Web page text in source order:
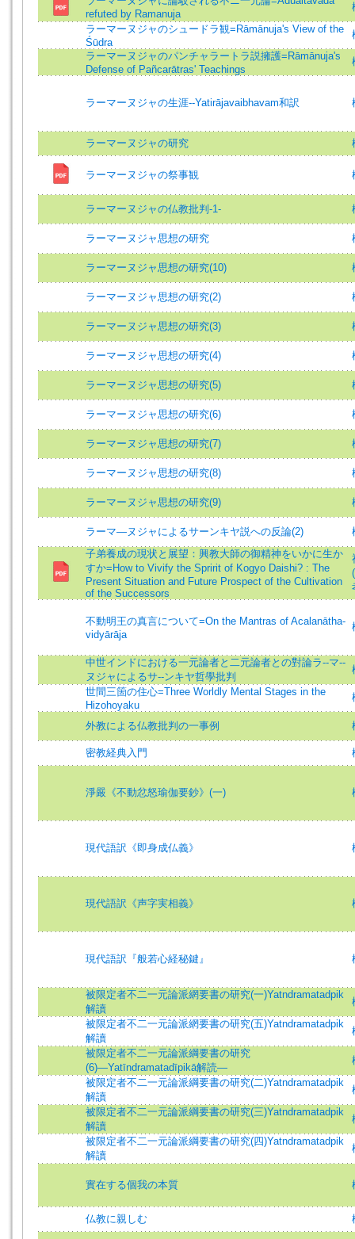
refuted by Ramanuja
ラーマーヌジャのシュードラ観=Rāmānuja's View of the
Śūdra
ラーマーヌジャのパンチャラートラ説擁護=Rāmānuja's
Defense of Pañcarātras' Teachings
ラーマーヌジャの生涯--Yatirājavaibhavam和訳
ラーマーヌジャの研究
ラーマーヌジャの祭事観
ラーマーヌジャの仏教批判-1-
ラーマーヌジャ思想の研究
ラーマーヌジャ思想の研究(10)
ラーマーヌジャ思想の研究(2)
ラーマーヌジャ思想の研究(3)
ラーマーヌジャ思想の研究(4)
ラーマーヌジャ思想の研究(5)
ラーマーヌジャ思想の研究(6)
ラーマーヌジャ思想の研究(7)
ラーマーヌジャ思想の研究(8)
ラーマーヌジャ思想の研究(9)
ラーマ―ヌジャによるサーンキヤ説への反論(2)
子弟養成の現状と展望：興教大師の御精神をいかに生か
すか=How to Vivify the Spririt of Kogyo Daishi? : The
Present Situation and Future Prospect of the Cultivation
of the Successors
不動明王の真言について=On the Mantras of Acalanātha-
vidyārāja
中世インドにおける一元論者と二元論者との對論ラ--マ--
ヌジャによるサ--ンキヤ哲學批判
世間三箇の住心=Three Worldly Mental Stages in the
Hizohoyaku
外教による仏教批判の一事例
密教経典入門
淨嚴《不動忿怒瑜伽要鈔》(一)
現代語訳《即身成仏義》
現代語訳《声字実相義》
現代語訳『般若心経秘鍵』
被限定者不二一元論派網要書の研究(一)Yatndramatadpik
解讀
被限定者不二一元論派網要書の研究(五)Yatndramatadpik
解讀
被限定者不二一元論派綱要書の研究
(6)―Yatīndramatadīpikā解読―
被限定者不二一元論派綱要書の研究(二)Yatndramatadpik
解讀
被限定者不二一元論派綱要書の研究(三)Yatndramatadpik
解讀
被限定者不二一元論派綱要書の研究(四)Yatndramatadpik
解讀
實在する個我の本質
仏教に親しむ